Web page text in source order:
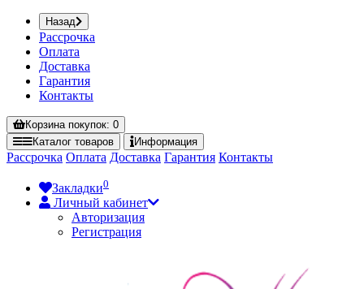
Назад
Рассрочка
Оплата
Доставка
Гарантия
Контакты
Корзинапокупок: 0
Каталог товаров Информация
Рассрочка Оплата Доставка Гарантия Контакты
Закладки0
Личный кабинет
Авторизация
Регистрация